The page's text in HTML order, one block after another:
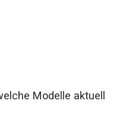
Modelle aktuell